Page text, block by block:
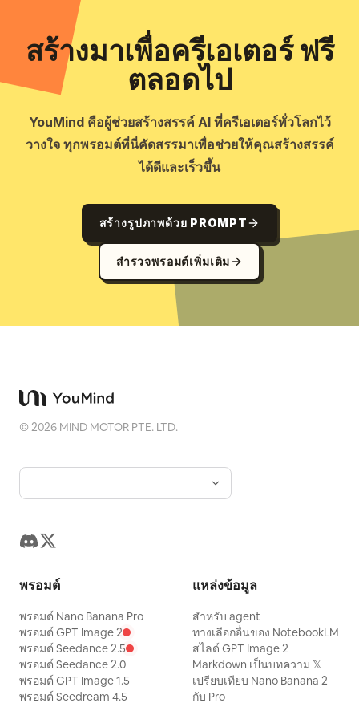
สร้างมาเพื่อครีเอเตอร์ ฟรี
ตลอดไป
YouMind คือผู้ช่วยสร้างสรรค์ AI ที่ครีเอเตอร์ทั่วโลกไว้
วางใจ ทุกพรอมต์ที่นี่คัดสรรมาเพื่อช่วยให้คุณสร้างสรรค์
ได้ดีและเร็วขึ้น
สร้างรูปภาพด้วย PROMPT
สำรวจพรอมต์เพิ่มเติม
©2026 MIND MOTOR PTE. LTD.
พรอมต์
พรอมต์ Nano Banana Pro
พรอมต์ GPT Image 2
พรอมต์ Seedance 2.5
พรอมต์ Seedance 2.0
พรอมต์ GPT Image 1.5
พรอมต์ Seedream 4.5
แหล่งข้อมูล
สำหรับ agent
ทางเลือกอื่นของ NotebookLM
สไลด์ GPT Image 2
Markdown เป็นบทความ 𝕏
เปรียบเทียบ Nano Banana 2
กับ Pro